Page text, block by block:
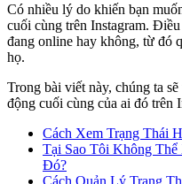
Có nhiều lý do khiến bạn
cuối cùng trên Instagram.
đang online hay không, từ đó
họ.
Trong bài viết này, chúng ta
động cuối cùng của ai đó trên
Cách Xem Trạng Thái
Tại Sao Tôi Không
Đó?
Cách Quản Lý Trạng